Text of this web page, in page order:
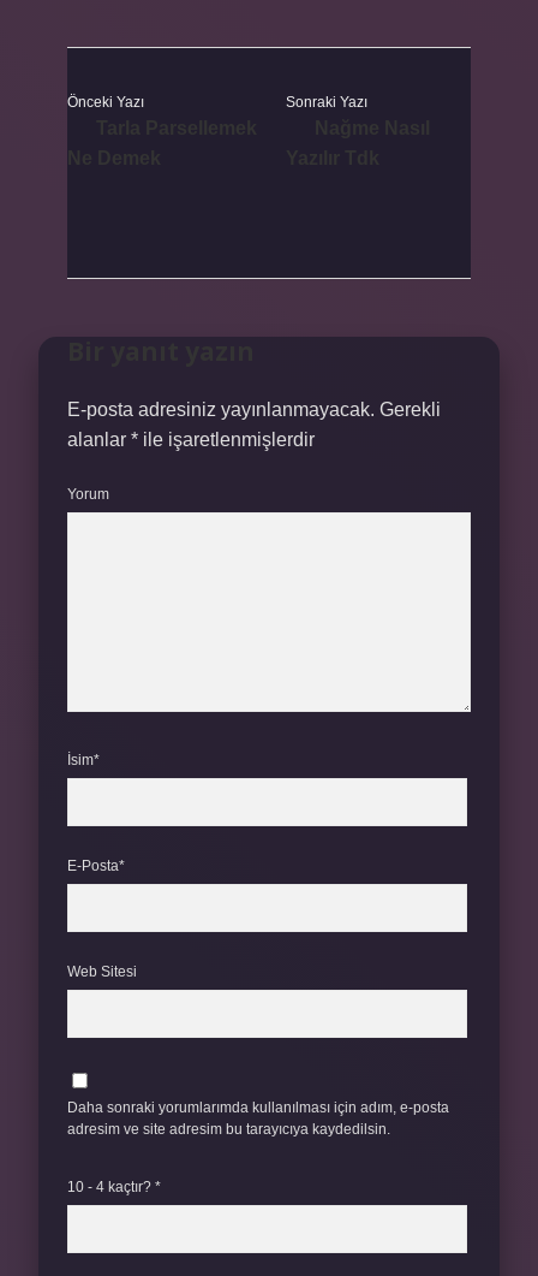
Önceki Yazı Sonraki Yazı
E-posta adresiniz yayınlanmayacak. Gerekli
alanlar * ile işaretlenmişlerdir
Yorum
İsim*
E-Posta*
Web Sitesi
Daha sonraki yorumlarımda kullanılması için adım, e-posta
adresim ve site adresim bu tarayıcıya kaydedilsin.
10 - 4 kaçtır? *